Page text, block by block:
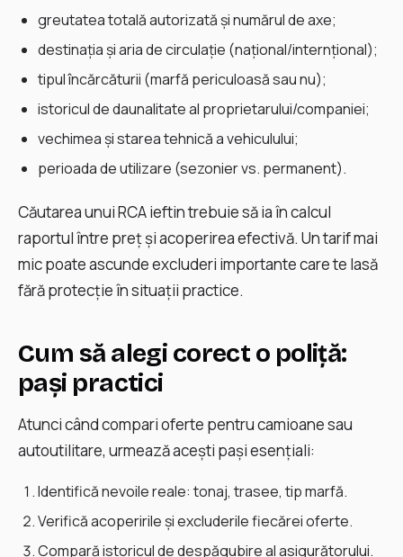
greutatea totală autorizată și numărul de axe;
destinația și aria de circulație (național/internțional);
tipul încărcăturii (marfă periculoasă sau nu);
istoricul de daunalitate al proprietarului/companiei;
vechimea și starea tehnică a vehiculului;
perioada de utilizare (sezonier vs. permanent).
Căutarea unui RCA ieftin trebuie să ia în calcul
raportul între preţ și acoperirea efectivă. Un tarif mai
mic poate ascunde excluderi importante care te lasă
fără protecţie în situaţii practice.
Cum să alegi corect o poliță:
pași practici
Atunci când compari oferte pentru camioane sau
autoutilitare, urmează acești pași esențiali:
Identifică nevoile reale: tonaj, trasee, tip marfă.
Verifică acoperirile și excluderile fiecărei oferte.
Compară istoricul de despăgubire al asigurătorului.